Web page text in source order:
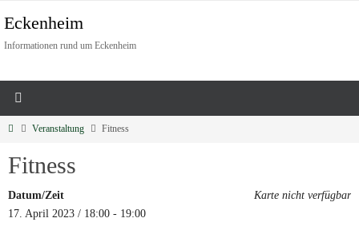
Eckenheim
Informationen rund um Eckenheim
Veranstaltung Fitness
Fitness
Karte nicht verfügbar
Datum/Zeit
17. April 2023 / 18:00 - 19:00